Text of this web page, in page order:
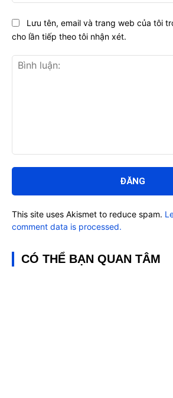
luận:
Lưu tên, email và trang web của tôi
cho lần tiếp theo tôi nhận xét.
This site uses Akismet to reduce spam.
comment data is processed.
CÓ THỂ BẠN QUAN TÂM